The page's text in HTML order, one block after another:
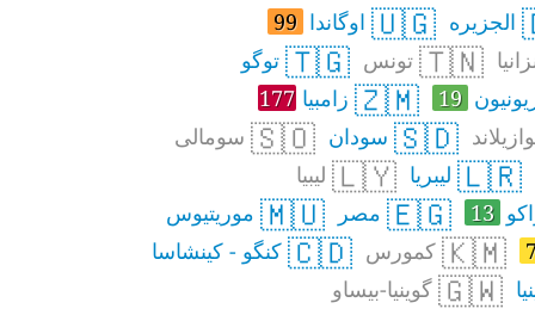
الجزیره 🇺🇬 اوگاندا 99
🇹🇳 تونس 🇹🇬 توگو
19
🇿🇲 زامبیا 177
🇸🇩 سودان 🇸🇴 سومالی
🇱🇷 لیبریا 🇱🇾 لیبیا
13
🇪🇬 مصر 🇲🇺 موریتیوس
🇰🇲 کمورس 🇨🇩 کنگو - کینشاسا
🇬🇼 گوینیا-بیساو